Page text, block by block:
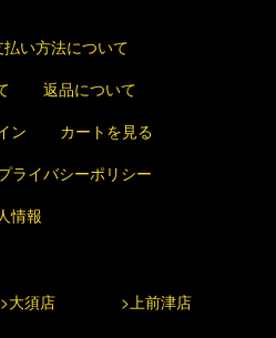
払い方法について
返品について
ン
カートを見る
ライバシーポリシー
情報
>大須店 >上前津店